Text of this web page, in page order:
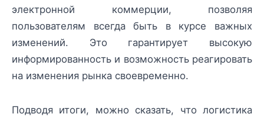
электронной коммерции, позволяя
пользователям всегда быть в курсе важных
изменений. Это гарантирует высокую
информированность и возможность реагировать
на изменения рынка своевременно.
Подводя итоги, можно сказать, что логистика